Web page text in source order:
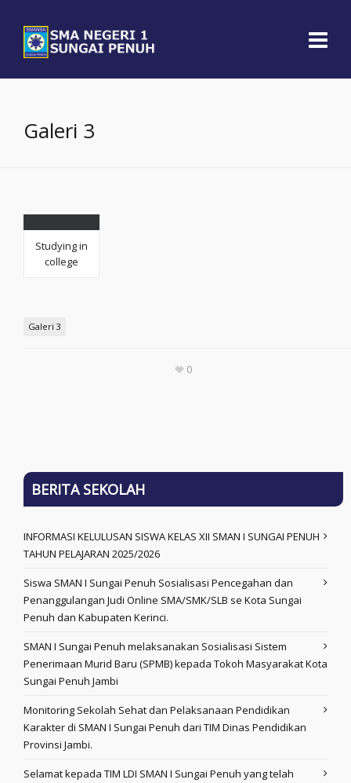
Galeri 3
Studying in
college
Galeri 3
0
BERITA SEKOLAH
INFORMASI KELULUSAN SISWA KELAS XII SMAN I SUNGAI PENUH
TAHUN PELAJARAN 2025/2026
Siswa SMAN I Sungai Penuh Sosialisasi Pencegahan dan
Penanggulangan Judi Online SMA/SMK/SLB se Kota Sungai
Penuh dan Kabupaten Kerinci.
SMAN I Sungai Penuh melaksanakan Sosialisasi Sistem
Penerimaan Murid Baru (SPMB) kepada Tokoh Masyarakat Kota
Sungai Penuh Jambi
Monitoring Sekolah Sehat dan Pelaksanaan Pendidikan
Karakter di SMAN I Sungai Penuh dari TIM Dinas Pendidikan
Provinsi Jambi.
Selamat kepada TIM LDI SMAN I Sungai Penuh yang telah